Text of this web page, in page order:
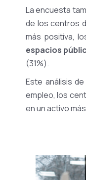
La encuesta
de los centros
más positiva,
espacios
(31%).
Este análisis
empleo, los
en un activo